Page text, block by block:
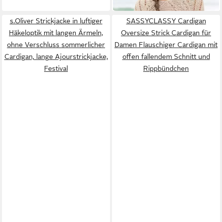
s.Oliver Strickjacke in luftiger
Häkeloptik mit langen Ärmeln,
ohne Verschluss sommerlicher
Cardigan, lange Ajourstrickjacke,
Festival
SASSYCLASSY Cardigan
Oversize Strick Cardigan für
Damen Flauschiger Cardigan mit
offen fallendem Schnitt und
Rippbündchen